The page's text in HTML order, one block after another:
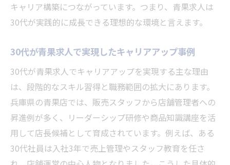
キャリア構築につながっています。つまり、青果求人は
30代が実践的に成長できる理想的な環境と言えます。
30代が青果求人で実現したキャリアアップ事例
30代が青果求人でキャリアアップを実現する主な理由
は、段階的なスキル習得と職務範囲の拡大にあります。
兵庫県の青果店では、販売スタッフから店舗管理者への
昇進例が多く、リーダーシップ研修や商品知識講座を活
用して店長候補として育成されています。例えば、ある
30代社員は入社3年で売上管理やスタッフ教育を任さ